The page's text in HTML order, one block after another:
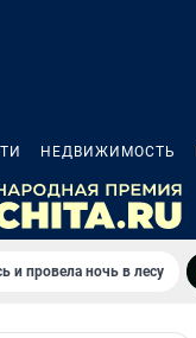
НЕДВИЖИМОСТЬ
и провела ночь в лесу